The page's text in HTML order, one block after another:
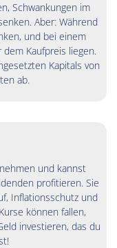
Schwankungen im
Aber: Während
und bei einem
Kaufpreis liegen.
Kapitals von
ab.
und kannst
profitieren. Sie
Inflationsschutz und
können fallen,
investieren, das du